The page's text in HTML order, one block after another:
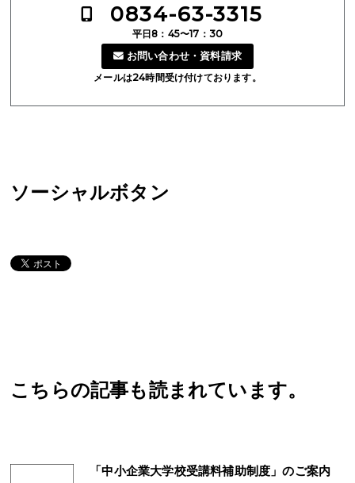
0834-63-3315
平日8：45〜17：30
お問い合わせ・資料請求
メールは24時間受け付けております。
ソーシャルボタン
こちらの記事も読まれています。
「中小企業大学校受講料補助制度」のご案内